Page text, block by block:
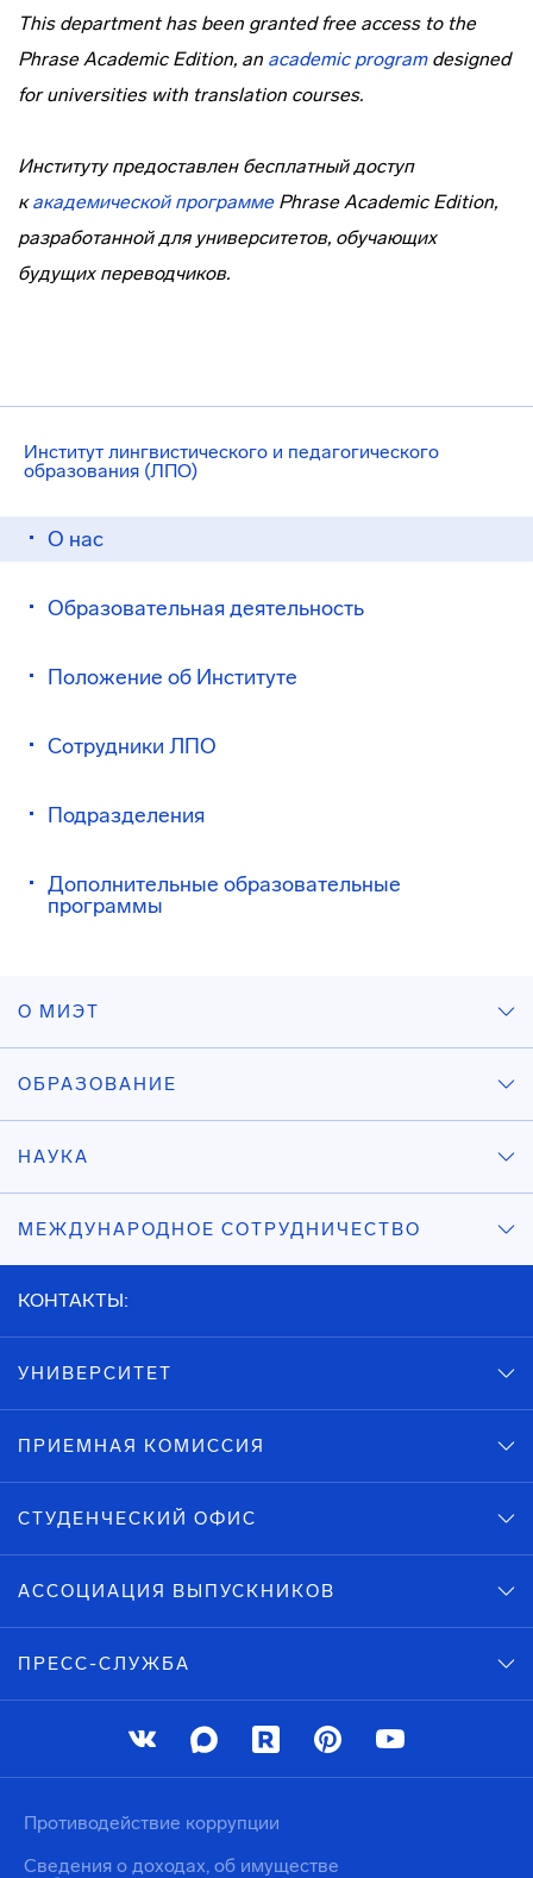
Институт лингвистического и педагогического
образования (ЛПО)
О нас
Образовательная деятельность
Положение об Институте
Сотрудники ЛПО
Подразделения
Дополнительные образовательные
программы
This department has been granted free access to the
Phrase Academic Edition, an academic programdesigned
for universities with translation courses.
Институту предоставлен бесплатный доступ
какадемической программеPhrase Academic Edition,
разработанной для университетов, обучающих
будущих переводчиков.
О МИЭТ
ОБРАЗОВАНИЕ
НАУКА
МЕЖДУНАРОДНОЕ СОТРУДНИЧЕСТВО
КОНТАКТЫ:
УНИВЕРСИТЕТ
ПРИЕМНАЯ КОМИССИЯ
СТУДЕНЧЕСКИЙ ОФИС
АССОЦИАЦИЯ ВЫПУСКНИКОВ
ПРЕСС-СЛУЖБА
Противодействие коррупции
Сведения о доходах, об имуществе